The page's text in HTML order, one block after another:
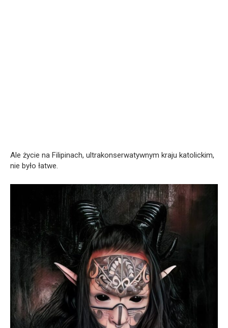
Ale życie na Filipinach, ultrakonserwatywnym kraju katolickim,
nie było łatwe.